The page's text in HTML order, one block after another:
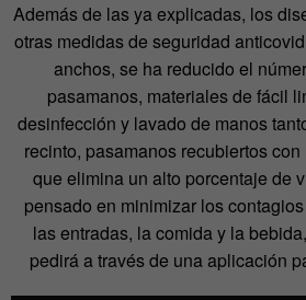
Además de las ya explicadas, los
otras medidas de seguridad
anchos, se ha reducido el
pasamanos, materiales de fácil
desinfección y lavado de manos
recinto, pasamanos recubiertos
que elimina un alto porcentaje de
pensado en minimizar los
las entradas, la comida y la
pedirá a través de una aplicación